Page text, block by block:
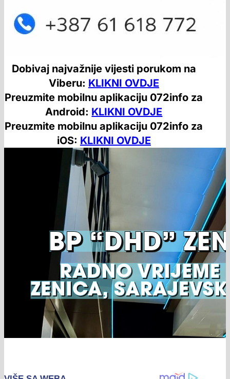
Dobivaj najvažnije vijesti porukom na
Viberu: KLIKNI OVDJE
Preuzmite mobilnu aplikaciju 072info za
Android: KLIKNI OVDJE
Preuzmite mobilnu aplikaciju 072info za
iOS: KLIKNI OVDJE